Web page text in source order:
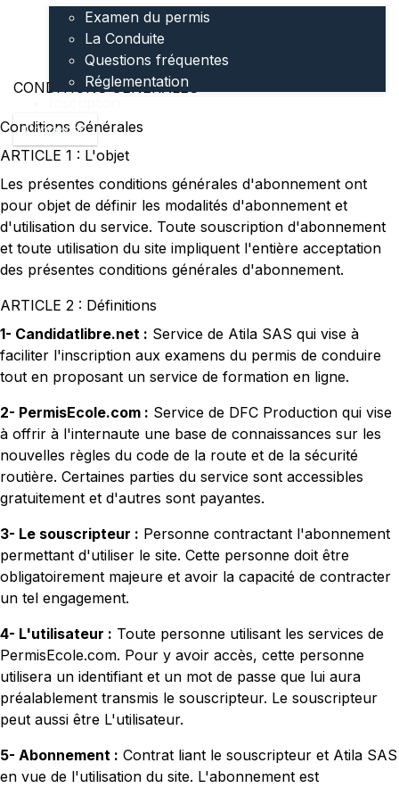
Examen du permis
La Conduite
Questions fréquentes
Réglementation
Connexion
CONDITIONS GÉNÉRALES
Conditions Générales
ARTICLE 1 : L'objet
Les présentes conditions générales d'abonnement ont
pour objet de définir les modalités d'abonnement et
d'utilisation du service. Toute souscription d'abonnement
et toute utilisation du site impliquent l'entière acceptation
des présentes conditions générales d'abonnement.
ARTICLE 2 : Définitions
1- Candidatlibre.net : Service de Atila SAS qui vise à
faciliter l'inscription aux examens du permis de conduire
tout en proposant un service de formation en ligne.
2- PermisEcole.com : Service de DFC Production qui vise
à offrir à l'internaute une base de connaissances sur les
nouvelles règles du code de la route et de la sécurité
routière. Certaines parties du service sont accessibles
gratuitement et d'autres sont payantes.
3- Le souscripteur : Personne contractant l'abonnement
permettant d'utiliser le site. Cette personne doit être
obligatoirement majeure et avoir la capacité de contracter
un tel engagement.
4- L'utilisateur : Toute personne utilisant les services de
PermisEcole.com. Pour y avoir accès, cette personne
utilisera un identifiant et un mot de passe que lui aura
préalablement transmis le souscripteur. Le souscripteur
peut aussi être L'utilisateur.
5- Abonnement : Contrat liant le souscripteur et Atila SAS
en vue de l'utilisation du site. L'abonnement est